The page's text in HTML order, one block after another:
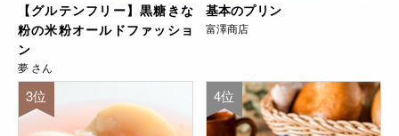
【グルテンフリー】黒糖きな
粉の米粉オールドファッショ
ン
夢 さん
基本のプリン
富澤商店
3位 4位